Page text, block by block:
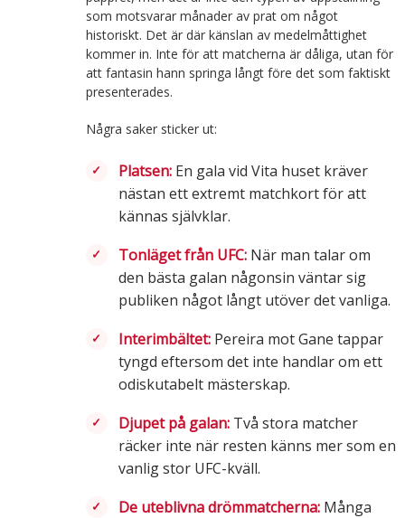
som motsvarar månader av prat om något
historiskt. Det är där känslan av medelmåttighet
kommer in. Inte för att matcherna är dåliga, utan för
att fantasin hann springa långt före det som faktiskt
presenterades.
Några saker sticker ut:
Platsen:En gala vid Vita huset kräver
nästan ett extremt matchkort för att
kännas självklar.
Tonläget från UFC:När man talar om
den bästa galan någonsin väntar sig
publiken något långt utöver det vanliga.
Interimbältet:Pereira mot Gane tappar
tyngd eftersom det inte handlar om ett
odiskutabelt mästerskap.
Djupet på galan:Två stora matcher
räcker inte när resten känns mer som en
vanlig stor UFC-kväll.
De uteblivna drömmatcherna:Många